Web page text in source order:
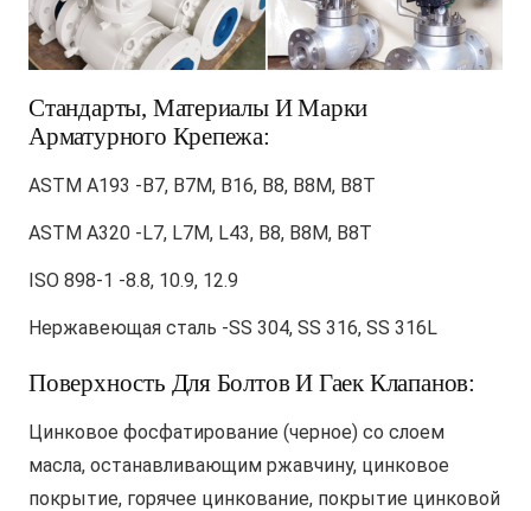
Стандарты, Материалы И Марки
Арматурного Крепежа:
ASTM A193 -B7, B7M, B16, B8, B8M, B8T
ASTM A320 -L7, L7M, L43, B8, B8M, B8T
ISO 898-1 -8.8, 10.9, 12.9
Нержавеющая сталь -SS 304, SS 316, SS 316L
Поверхность Для Болтов И Гаек Клапанов:
Цинковое фосфатирование (черное) со слоем
масла, останавливающим ржавчину, цинковое
покрытие, горячее цинкование, покрытие цинковой